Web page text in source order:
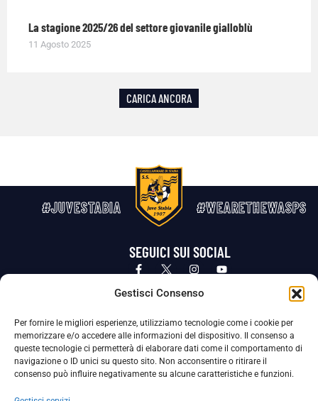
Gestisci Consenso
Per fornire le migliori esperienze, utilizziamo tecnologie come i cookie per
memorizzare e/o accedere alle informazioni del dispositivo. Il consenso a
queste tecnologie ci permetterà di elaborare dati come il comportamento di
navigazione o ID unici su questo sito. Non acconsentire o ritirare il
consenso può influire negativamente su alcune caratteristiche e funzioni.
La stagione 2025/26 del settore giovanile gialloblù
11 Agosto 2025
CARICA ANCORA
#JUVESTABIA #WEARETHEWASPS
SEGUICI SUI SOCIAL
Privacy Policy Cookie Policy
La Società ha nominato il Responsabile della Protezione dei Dati Personali (DPO), figura specializzata che vigila sulle modalità
adottate dalla nostra Società per tutelare i Suoi dati personali.
Per contattare il DPO può scrivere a